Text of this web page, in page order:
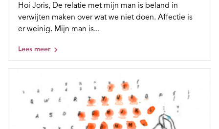
Hoi Joris, De relatie met mijn man is beland in
verwijten maken over wat we niet doen. Affectie is
er weinig. Mijn man is...
Lees meer